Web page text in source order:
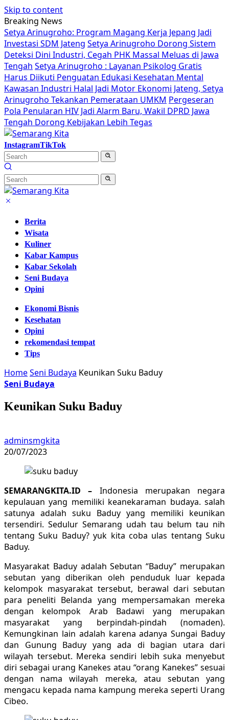
Skip to content
Breaking News
Setya Arinugroho: Program Magang Kerja Jepang Jadi
Investasi SDM Jateng Setya Arinugroho Dorong Sistem
Deteksi Dini Industri, Cegah PHK Massal Meluas di Jawa
Tengah Setya Arinugroho : Layanan Psikolog Gratis
Harus Diikuti Penguatan Edukasi Kesehatan Mental
Kawasan Industri Halal Jadi Motor Ekonomi Jateng, Setya
Arinugroho Tekankan Pemerataan UMKM Pergeseran
Pola Penularan HIV Jadi Alarm Baru, Wakil DPRD Jawa
Tengah Dorong Kebijakan Lebih Tegas
InstagramTikTok
Berita
Wisata
Kuliner
Kabar Kampus
Kabar Sekolah
Seni Budaya
Opini
Ekonomi Bisnis
Kesehatan
Opini
rekomendasi tempat
Tips
HomeSeni Budaya Keunikan Suku Baduy
Seni Budaya
Keunikan Suku Baduy
adminsmgkita
20/07/2023
SEMARANGKITA.ID – Indonesia merupakan negara
kepulauan yang memiliki keanekaraman budaya. salah
satunya adalah suku Baduy yang memiliki keunikan
tersendiri. Sedulur Semarang udah tau belum tau nih
tentang Suku Baduy? yuk kita coba ulas tentang Suku
Baduy.
Masyarakat Baduy adalah Sebutan “Baduy” merupakan
sebutan yang diberikan oleh penduduk luar kepada
kelompok masyarakat tersebut, berawal dari sebutan
para peneliti Belanda yang mempersamakan mereka
dengan kelompok Arab Badawi yang merupakan
masyarakat yang berpindah-pindah (nomaden).
Kemungkinan lain adalah karena adanya Sungai Baduy
dan Gunung Baduy yang ada di bagian utara dari
wilayah tersebut. Mereka sendiri lebih suka menyebut
diri sebagai urang Kanekes atau “orang Kanekes” sesuai
dengan nama wilayah mereka, atau sebutan yang
mengacu kepada nama kampung mereka seperti Urang
Cibeo.